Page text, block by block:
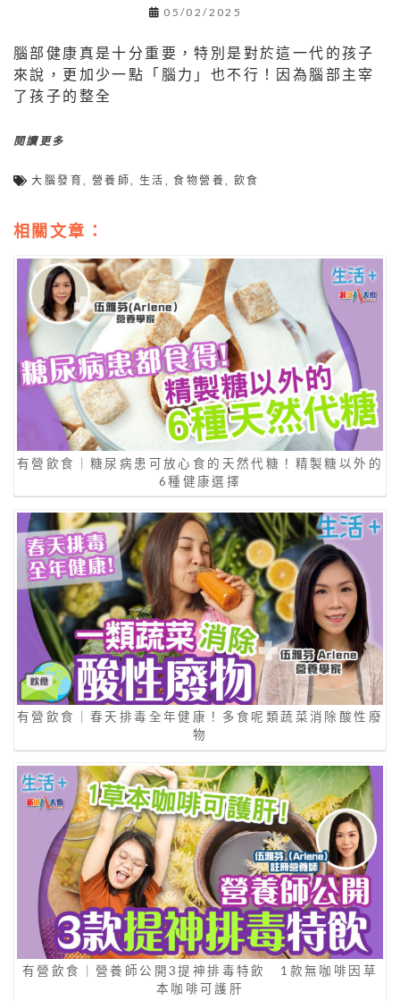
05/02/2025
腦部健康真是十分重要，特別是對於這一代的孩子
來說，更加少一點「腦力」也不行！因為腦部主宰
了孩子的整全
閱讀更多
大腦發育 營養師 生活 ,食物營養 飲食
相關文章：
有營飲食｜糖尿病患可放心食的天然代糖！精製糖以外的
6種健康選擇
有營飲食｜春天排毒全年健康！多食呢類蔬菜消除酸性廢
物
有營飲食｜營養師公開3提神排毒特飲 1款無咖啡因草
本咖啡可護肝